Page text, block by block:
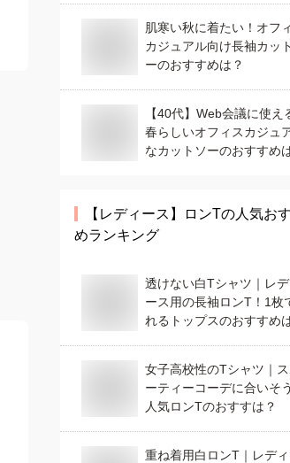
肌寒い秋に着たい！オフ
カジュアル向け長袖カッ
ーのおすすめは？
【40代】Web会議に使え
春らしいオフィスカジュ
なカットソーのおすすめ
【レディース】 ロンTの人気お
めランキング
透けない白Tシャツ｜レデ
ース用の長袖ロンT！1枚
れるトップスのおすすめ
女子高校性のTシャツ｜
ーティーコーデに合いそ
人気ロンTのおすすは？
重ね着用白ロンT｜レデ